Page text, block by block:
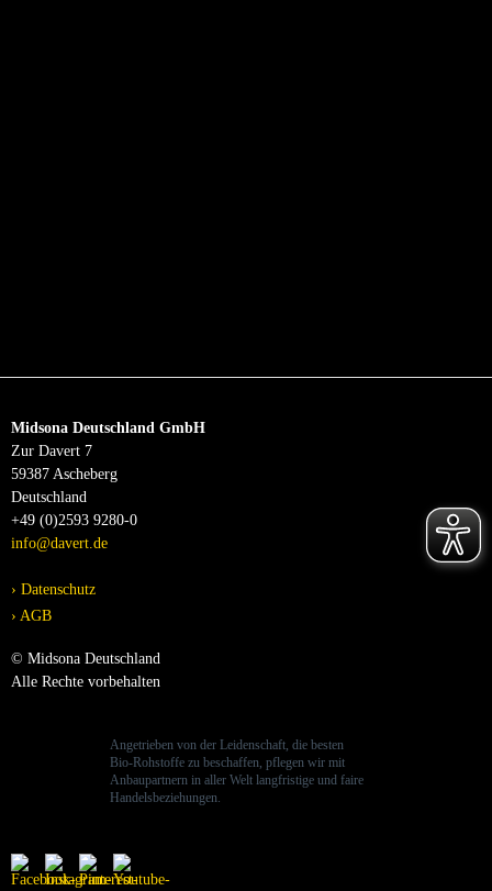
Midsona Deutschland GmbH
Zur Davert 7
59387 Ascheberg
Deutschland
+49 (0)2593 9280-0
info@davert.de
Datenschutz
AGB
© Midsona Deutschland
Alle Rechte vorbehalten
Angetrieben von der Leidenschaft, die besten
Bio-Rohstoffe zu beschaffen, pflegen wir mit
Anbaupartnern in aller Welt langfristige und faire
Handelsbeziehungen.